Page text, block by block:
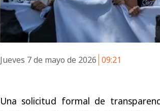
Jueves 7 de mayo de 2026 09:21
Una solicitud formal de